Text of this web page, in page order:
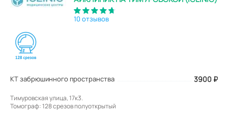
10 отзывов
КТ забрюшинного пространства 3900 ₽
Тимуровская улица, 17к3.
Томограф: 128 срезов полуоткрытый